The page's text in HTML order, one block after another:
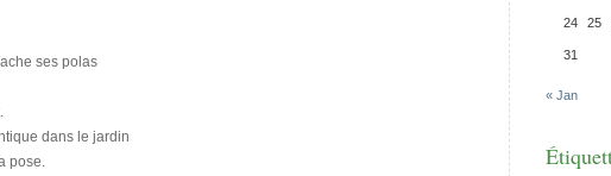
ses polas
dans le jardin
pose.
24 25
31
« Jan